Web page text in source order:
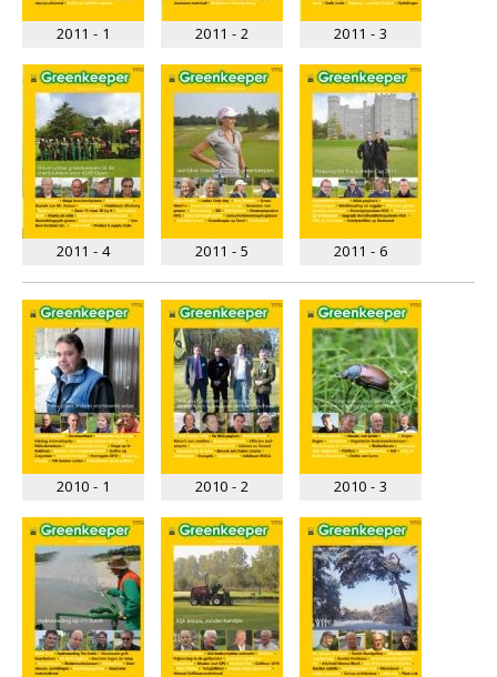
2011 - 1 2011 - 2 2011 - 3
2011 - 4 2011 - 5 2011 - 6
2010 - 1 2010 - 2 2010 - 3